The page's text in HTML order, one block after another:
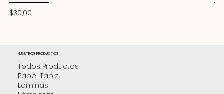
Precio
$30,00
NUESTROS PRODUCTOS
Todos Productos
Papel Tapiz
Laminas